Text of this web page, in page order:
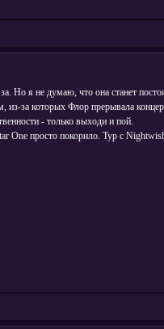
Но я не думаю, что она станет
за которых Флор прерывала
- только выходи и пой.
One просто покорило. Тур с